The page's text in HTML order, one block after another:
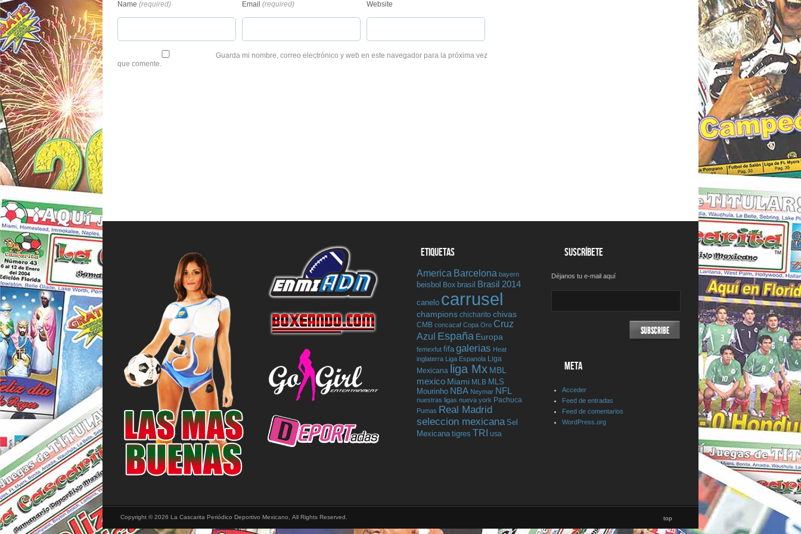
Name (required) Email (required) Website
Guarda mi nombre, correo electrónico y web en este navegador para la próxima vez
que comente.
ETIQUETAS
America Barcelona bayern
beisbol Box brasil Brasil 2014
canelo carrusel
champions chicharito chivas
CMB concacaf Copa Oro Cruz
Azul España Europa
femexfut fifa galerias Heat
inglaterra Liga Espanola Liga
Mexicana
liga Mx MBL
mexico Miami MLB MLS
Mourinho NBA Neymar NFL
nuestras ligas nueva york Pachuca
Pumas Real Madrid
seleccion mexicana Sel
Mexicana tigres TRI usa
SUSCRÍBETE
Déjanos tu e-mail aquí
META
Acceder
Feed de entradas
Feed de comentarios
WordPress.org
Copyright © 2026 La Cascarita Periódico Deportivo Mexicano, All Rights Reserved. top